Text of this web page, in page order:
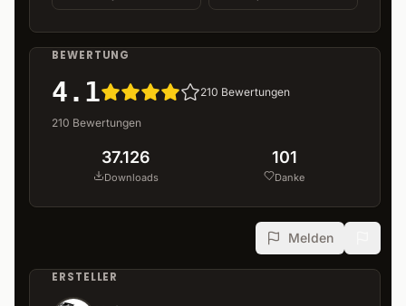
BEWERTUNG
4.1 210 Bewertungen
210 Bewertungen
37.126
Downloads
101
Danke
Melden
ERSTELLER